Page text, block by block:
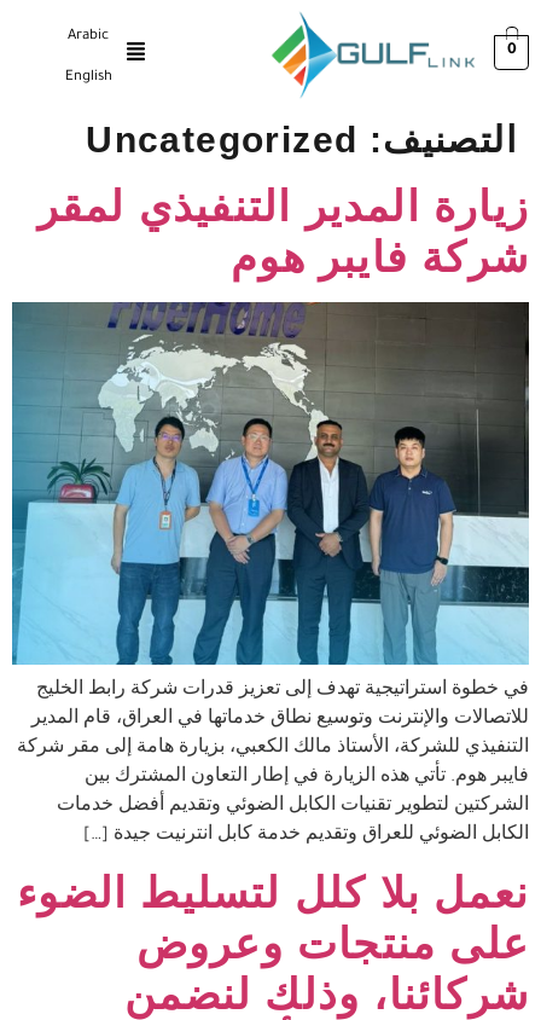
0
English
Arabic
التصنيف: Uncategorized
زيارة المدير التنفيذي لمقر
شركة فايبر هوم
في خطوة استراتيجية تهدف إلى تعزيز قدرات شركة رابط الخليج
للاتصالات والإنترنت وتوسيع نطاق خدماتها في العراق، قام المدير
التنفيذي للشركة، الأستاذ مالك الكعبي، بزيارة هامة إلى مقر شركة
فايبر هوم. تأتي هذه الزيارة في إطار التعاون المشترك بين
الشركتين لتطوير تقنيات الكابل الضوئي وتقديم أفضل خدمات
الكابل الضوئي للعراق وتقديم خدمة كابل انترنيت جيدة […]
نعمل بلا كلل لتسليط الضوء
على منتجات وعروض
شركائنا، وذلك لنضمن